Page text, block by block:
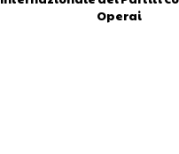
Operai